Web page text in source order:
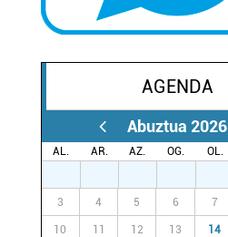
AGENDA
Abuztua 2026
AL. AR. AZ. OG. OL.
3 4 5 6 7
10 11 12 13 14